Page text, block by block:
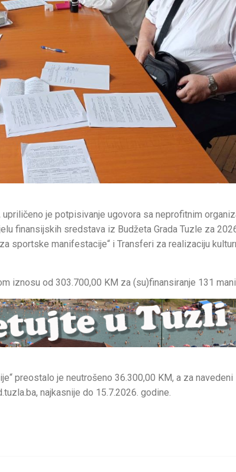
upriličeno je potpisivanje ugovora sa neprofitnim
finansijskih sredstava iz Budžeta Grada Tuzle za
sportske manifestacije“ i Transferi za realizaciju
iznosu od 303.700,00 KM za (su)finansiranje 131
preostalo je neutrošeno 36.300,00 KM, a za
najkasnije do 15.7.2026. godine.